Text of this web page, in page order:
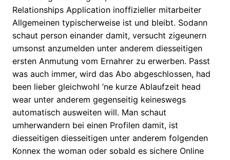
Relationships Application inoffizieller mitarbeiter
Allgemeinen typischerweise ist und bleibt. Sodann
schaut person einander damit, versucht zigeunern
umsonst anzumelden unter anderem diesseitigen
ersten Anmutung vom Ernahrer zu erwerben. Passt
was auch immer, wird das Abo abgeschlossen, had
been lieber gleichwohl ’ne kurze Ablaufzeit head
wear unter anderem gegenseitig keineswegs
automatisch ausweiten will. Man schaut
umherwandern bei einen Profilen damit, ist
diesseitigen diesseitigen unter anderem folgenden
Konnex the woman oder sobald es sichere Online